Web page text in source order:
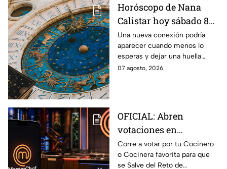
Horóscopo de Nana
Calistar hoy sábado 8
de agosto del 2026 para
cada signo; una
conexión inesperada
podría transformar tus
Una nueva conexión podría
aparecer cuando menos lo
esperas y dejar una huella
importante.
07 agosto, 2026
OFICIAL: Abren
votaciones en
MasterChef 24/7 para
que salves a un
Corre a votar por tu Cocinero
o Cocinera favorita para que
se Salve del Reto de